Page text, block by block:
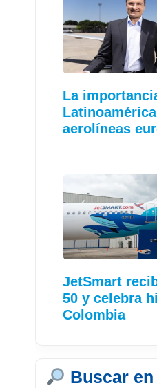
La
aerolíneas
JetSmart
50 y celebra
Colombia
Buscar